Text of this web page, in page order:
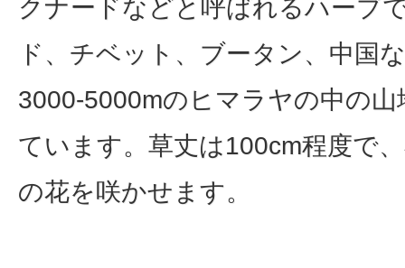
クナードなどと呼ばれるハーブ
ド、チベット、ブータン、中国
3000-5000mのヒマラヤの中の山
ています。草丈は100cm程度で
の花を咲かせます。